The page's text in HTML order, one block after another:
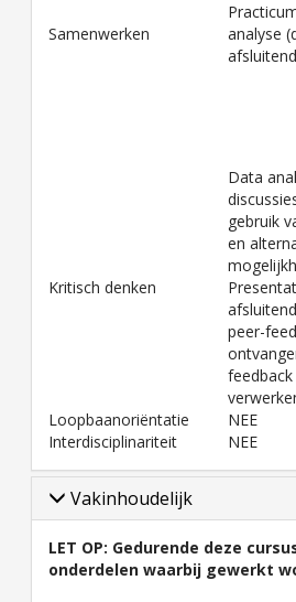
Samenwerken
analyse
Kritisch denken
Data
gebruik
en
peer-
Loopbaanoriëntatie
NEE
Interdisciplinariteit
NEE
Vakinhoudelijk
LET OP: Gedurende deze
onderdelen waarbij gewerkt